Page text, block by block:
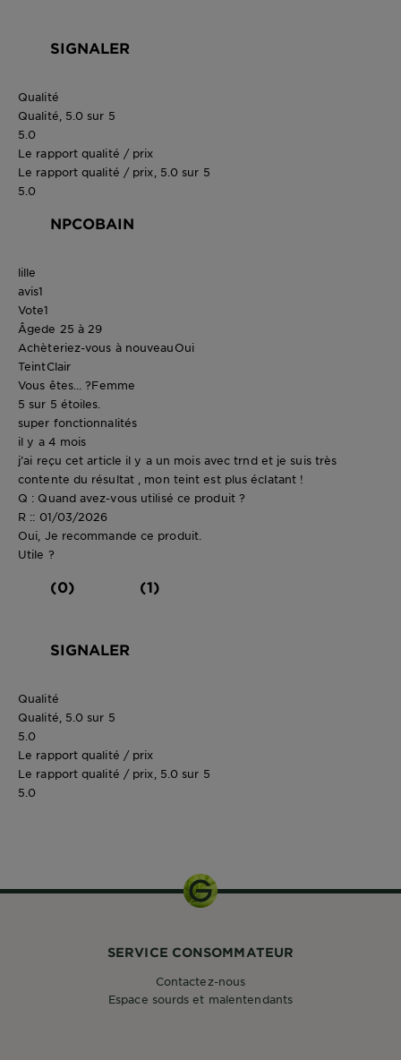
SIGNALER
Qualité
Qualité, 5.0 sur 5
5.0
Le rapport qualité / prix
Le rapport qualité / prix, 5.0 sur 5
5.0
NPCOBAIN
lille
avis1
Vote1
Âgede 25 à 29
Achèteriez-vous à nouveauOui
TeintClair
Vous êtes... ?Femme
5 sur 5 étoiles.
super fonctionnalités
il y a 4 mois
j’ai reçu cet article il y a un mois avec trnd et je suis très
contente du résultat , mon teint est plus éclatant !
Q : Quand avez-vous utilisé ce produit ?
R :: 01/03/2026
Oui, Je recommande ce produit.
Utile ?
(0) (1)
SIGNALER
Qualité
Qualité, 5.0 sur 5
5.0
Le rapport qualité / prix
Le rapport qualité / prix, 5.0 sur 5
5.0
SERVICE CONSOMMATEUR
Contactez-nous
Espace sourds et malentendants